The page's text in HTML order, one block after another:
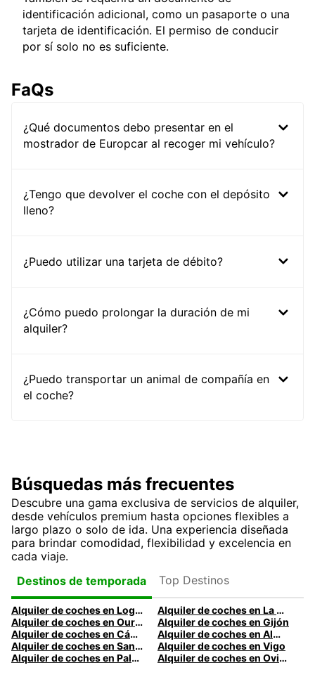
identificación adicional, como un pasaporte o una
tarjeta de identificación. El permiso de conducir
por sí solo no es suficiente.
FaQs
¿Qué documentos debo presentar en el
mostrador de Europcar al recoger mi vehículo?
¿Tengo que devolver el coche con el depósito
lleno?
¿Puedo utilizar una tarjeta de débito?
¿Cómo puedo prolongar la duración de mi
alquiler?
¿Puedo transportar un animal de compañía en
el coche?
Búsquedas más frecuentes
Descubre una gama exclusiva de servicios de alquiler,
desde vehículos premium hasta opciones flexibles a
largo plazo o solo de ida. Una experiencia diseñada
para brindar comodidad, flexibilidad y excelencia en
cada viaje.
Destinos de temporada
Top Destinos
Alquiler de coches en Logroño
Alquiler de coches en La Coruña
Alquiler de coches en Ourense
Alquiler de coches en Gijón
Alquiler de coches en Cádiz
Alquiler de coches en Almería
Alquiler de coches en Santander
Alquiler de coches en Vigo
Alquiler de coches en Palma
Alquiler de coches en Oviedo